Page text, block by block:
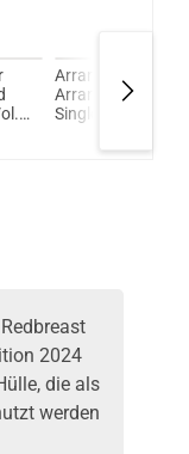
Arran 10 Jahre
Arran Barley
Single Malt
50% Vol. 700ml
2024
die als
werden